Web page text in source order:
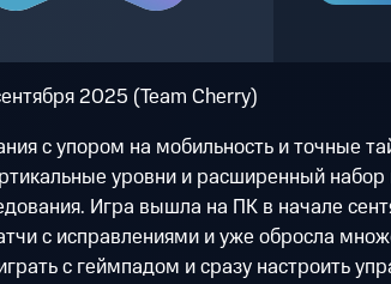
2025 (Team Cherry)
с упором на мобильность и точные
уровни и расширенный
Игра вышла на ПК в начале
с исправлениями и уже обросла
с геймпадом и сразу настроить